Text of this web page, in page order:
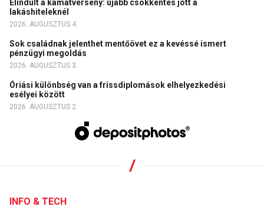
Elindult a kamatverseny: újabb csökkentés jött a
lakáshiteleknél
2026. AUGUSZTUS 4.
Sok családnak jelenthet mentőövet ez a kevéssé ismert
pénzügyi megoldás
2026. AUGUSZTUS 3.
Óriási különbség van a frissdiplomások elhelyezkedési
esélyei között
2026. AUGUSZTUS 2.
INFO & TECH